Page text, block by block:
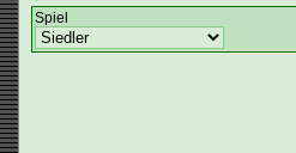
Spiel